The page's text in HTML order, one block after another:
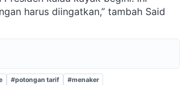
harus diingatkan,” tambah Said
#potongan tarif #menaker